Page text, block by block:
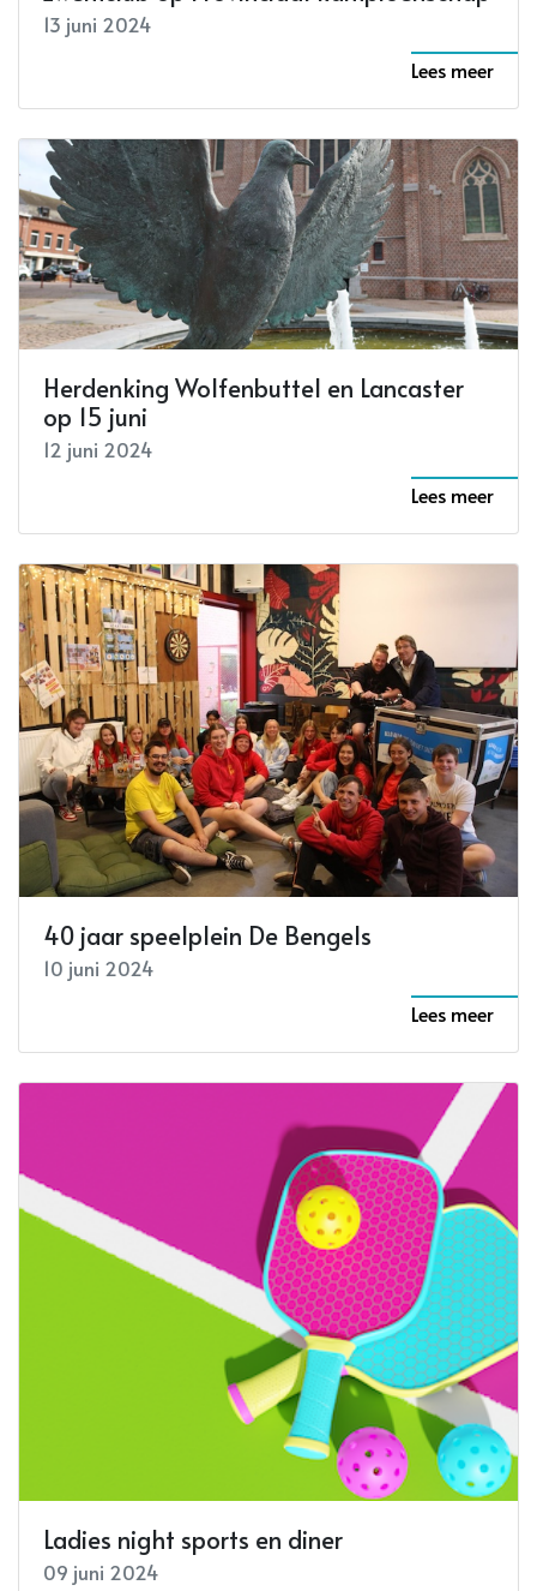
13 juni 2024
Lees meer
Herdenking Wolfenbuttel en Lancaster
op 15 juni
12 juni 2024
Lees meer
40 jaar speelplein De Bengels
10 juni 2024
Lees meer
Ladies night sports en diner
09 juni 2024